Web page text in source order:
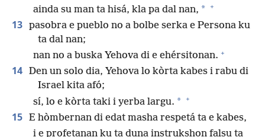
ainda su man ta hisá, kla pa dal nan, * +
13 pasobra e pueblo no a bolbe serka e Persona ku
ta dal nan;
nan no a buska Yehova di e ehérsitonan. +
14 Den un solo dia, Yehova lo kòrta kabes i rabu di
Israel kita afó;
sí, lo e kòrta taki i yerba largu. * +
15 E hòmbernan di edat masha respetá ta e kabes,
i e profetanan ku ta duna instrukshon falsu ta